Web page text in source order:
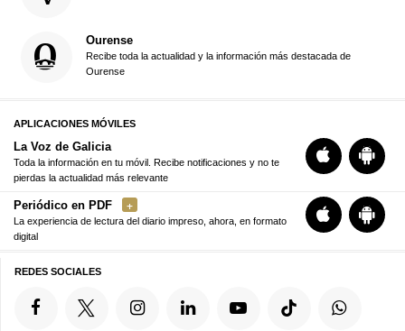
Ourense
Recibe toda la actualidad y la información más destacada de
Ourense
APLICACIONES MÓVILES
La Voz de Galicia
Toda la información en tu móvil. Recibe notificaciones y no te
pierdas la actualidad más relevante
Periódico en PDF
La experiencia de lectura del diario impreso, ahora, en formato
digital
REDES SOCIALES